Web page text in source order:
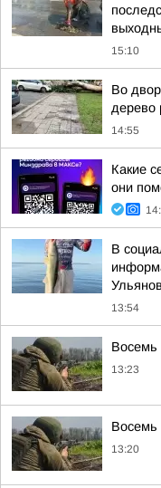
15:10
Во
дерево
14:55
Какие
они
В
13:54
Восемь
13:23
Восемь
13:20